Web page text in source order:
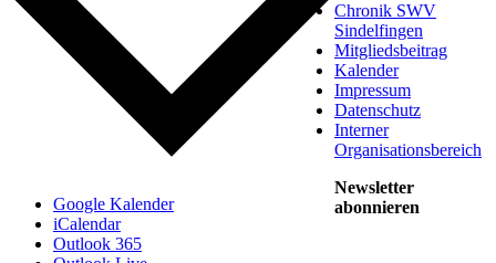
Google Kalender
iCalendar
Outlook 365
Chronik SWV
Sindelfingen
Mitgliedsbeitrag
Kalender
Impressum
Datenschutz
Interner
Organisationsbereich
Newsletter
abonnieren